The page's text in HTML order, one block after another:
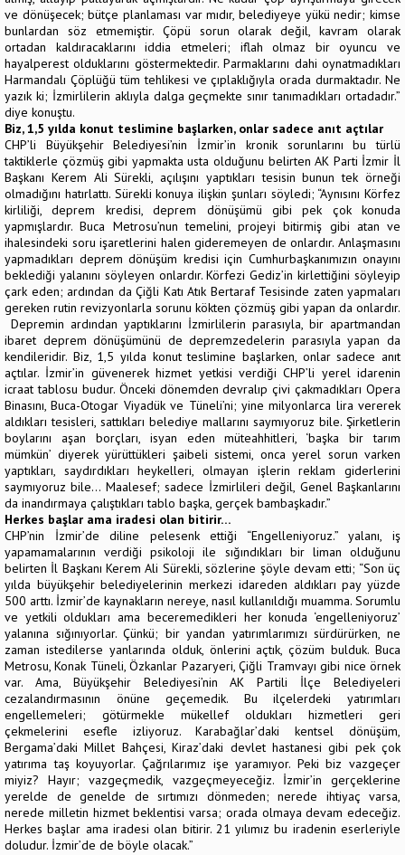
ve dönüşecek; bütçe planlaması var mıdır, belediyeye yükü nedir; kimse
bunlardan söz etmemiştir. Çöpü sorun olarak değil, kavram olarak
ortadan kaldıracaklarını iddia etmeleri; iflah olmaz bir oyuncu ve
hayalperest olduklarını göstermektedir. Parmaklarını dahi oynatmadıkları
Harmandalı Çöplüğü tüm tehlikesi ve çıplaklığıyla orada durmaktadır. Ne
yazık ki; İzmirlilerin aklıyla dalga geçmekte sınır tanımadıkları ortadadır.”
diye konuştu.
Biz, 1,5 yılda konut teslimine başlarken, onlar sadece anıt açtılar
CHP’li Büyükşehir Belediyesi’nin İzmir’in kronik sorunlarını bu türlü
taktiklerle çözmüş gibi yapmakta usta olduğunu belirten AK Parti İzmir İl
Başkanı Kerem Ali Sürekli, açılışını yaptıkları tesisin bunun tek örneği
olmadığını hatırlattı. Sürekli konuya ilişkin şunları söyledi; “Aynısını Körfez
kirliliği, deprem kredisi, deprem dönüşümü gibi pek çok konuda
yapmışlardır. Buca Metrosu’nun temelini, projeyi bitirmiş gibi atan ve
ihalesindeki soru işaretlerini halen gideremeyen de onlardır. Anlaşmasını
yapmadıkları deprem dönüşüm kredisi için Cumhurbaşkanımızın onayını
beklediği yalanını söyleyen onlardır. Körfezi Gediz’in kirlettiğini söyleyip
çark eden; ardından da Çiğli Katı Atık Bertaraf Tesisinde zaten yapmaları
gereken rutin revizyonlarla sorunu kökten çözmüş gibi yapan da onlardır.
Depremin ardından yaptıklarını İzmirlilerin parasıyla, bir apartmandan
ibaret deprem dönüşümünü de depremzedelerin parasıyla yapan da
kendileridir. Biz, 1,5 yılda konut teslimine başlarken, onlar sadece anıt
açtılar. İzmir’in güvenerek hizmet yetkisi verdiği CHP’li yerel idarenin
icraat tablosu budur. Önceki dönemden devralıp çivi çakmadıkları Opera
Binasını, Buca-Otogar Viyadük ve Tüneli’ni; yine milyonlarca lira vererek
aldıkları tesisleri, sattıkları belediye mallarını saymıyoruz bile. Şirketlerin
boylarını aşan borçları, isyan eden müteahhitleri, ‘başka bir tarım
mümkün’ diyerek yürüttükleri şaibeli sistemi, onca yerel sorun varken
yaptıkları, saydırdıkları heykelleri, olmayan işlerin reklam giderlerini
saymıyoruz bile… Maalesef; sadece İzmirlileri değil, Genel Başkanlarını
da inandırmaya çalıştıkları tablo başka, gerçek bambaşkadır.”
Herkes başlar ama iradesi olan bitirir…
CHP’nin İzmir’de diline pelesenk ettiği “Engelleniyoruz.” yalanı, iş
yapamamalarının verdiği psikoloji ile sığındıkları bir liman olduğunu
belirten İl Başkanı Kerem Ali Sürekli, sözlerine şöyle devam etti; “Son üç
yılda büyükşehir belediyelerinin merkezi idareden aldıkları pay yüzde
500 arttı. İzmir’de kaynakların nereye, nasıl kullanıldığı muamma. Sorumlu
ve yetkili oldukları ama beceremedikleri her konuda ‘engelleniyoruz’
yalanına sığınıyorlar. Çünkü; bir yandan yatırımlarımızı sürdürürken, ne
zaman istedilerse yanlarında olduk, önlerini açtık, çözüm bulduk. Buca
Metrosu, Konak Tüneli, Özkanlar Pazaryeri, Çiğli Tramvayı gibi nice örnek
var. Ama, Büyükşehir Belediyesi’nin AK Partili İlçe Belediyeleri
cezalandırmasının önüne geçemedik. Bu ilçelerdeki yatırımları
engellemeleri; götürmekle mükellef oldukları hizmetleri geri
çekmelerini esefle izliyoruz. Karabağlar’daki kentsel dönüşüm,
Bergama’daki Millet Bahçesi, Kiraz’daki devlet hastanesi gibi pek çok
yatırıma taş koyuyorlar. Çağrılarımız işe yaramıyor. Peki biz vazgeçer
miyiz? Hayır; vazgeçmedik, vazgeçmeyeceğiz. İzmir’in gerçeklerine
yerelde de genelde de sırtımızı dönmeden; nerede ihtiyaç varsa,
nerede milletin hizmet beklentisi varsa; orada olmaya devam edeceğiz.
Herkes başlar ama iradesi olan bitirir. 21 yılımız bu iradenin eserleriyle
doludur. İzmir’de de böyle olacak.”